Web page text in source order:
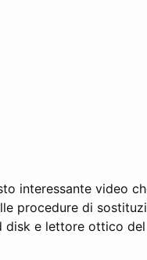
interessante video
procedure di
disk e lettore ottico del